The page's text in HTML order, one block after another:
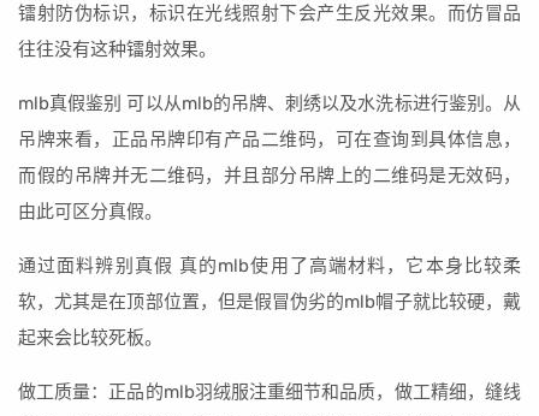
镭射防伪标识，标识在光线照射下会产生反光效果。而仿冒品
往往没有这种镭射效果。
mlb真假鉴别 可以从mlb的吊牌、刺绣以及水洗标进行鉴别。从
吊牌来看，正品吊牌印有产品二维码，可在查询到具体信息，
而假的吊牌并无二维码，并且部分吊牌上的二维码是无效码，
由此可区分真假。
通过面料辨别真假 真的mlb使用了高端材料，它本身比较柔
软，尤其是在顶部位置，但是假冒伪劣的mlb帽子就比较硬，戴
起来会比较死板。
做工质量：正品的mlb羽绒服注重细节和品质，做工精细，缝线